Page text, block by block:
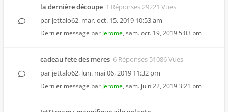
la dernière découpe 1 Réponses 29221 Vues
par jettalo62, mar. oct. 15, 2019 10:53 am
Dernier message par Jerome, sam. oct. 19, 2019 5:03 pm
cadeau fete des meres 6 Réponses 51086 Vues
par jettalo62, lun. mai 06, 2019 11:32 pm
Dernier message par Jerome, sam. juin 22, 2019 3:21 pm